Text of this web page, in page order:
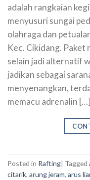
adalah rangkaian
menyusuri sungai
olahraga dan
Kec. Cikidang.
selain jadi alternatif
jadikan sebagai
menyenangkan,
memacu adrenalin […]
Posted in Rafting| Tagged
citarik, arung jeram, arus